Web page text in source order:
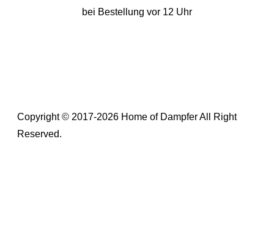
bei Bestellung vor 12 Uhr
Copyright © 2017-2026 Home of Dampfer All Right
Reserved.